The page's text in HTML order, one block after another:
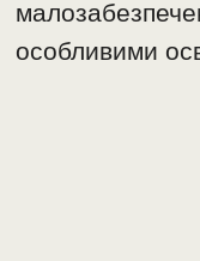
особливими